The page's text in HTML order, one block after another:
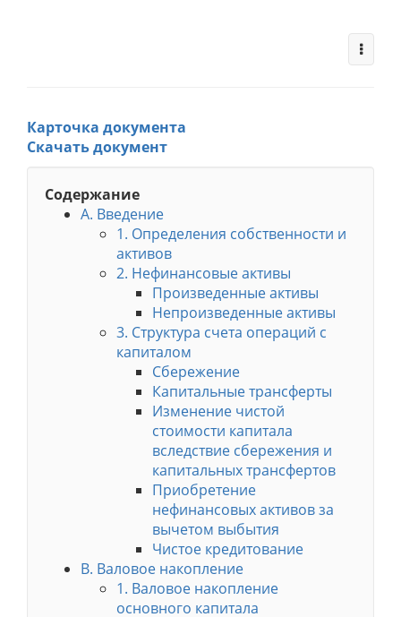
Карточка документа
Скачать документ
Содержание
A. Введение
1. Определения собственности и
активов
2. Нефинансовые активы
Произведенные активы
Непроизведенные активы
3. Структура счета операций с
капиталом
Сбережение
Капитальные трансферты
Изменение чистой
стоимости капитала
вследствие сбережения и
капитальных трансфертов
Приобретение
нефинансовых активов за
вычетом выбытия
Чистое кредитование
B. Валовое накопление
1. Валовое накопление
основного капитала